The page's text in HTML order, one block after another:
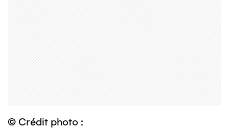
© Crédit photo :